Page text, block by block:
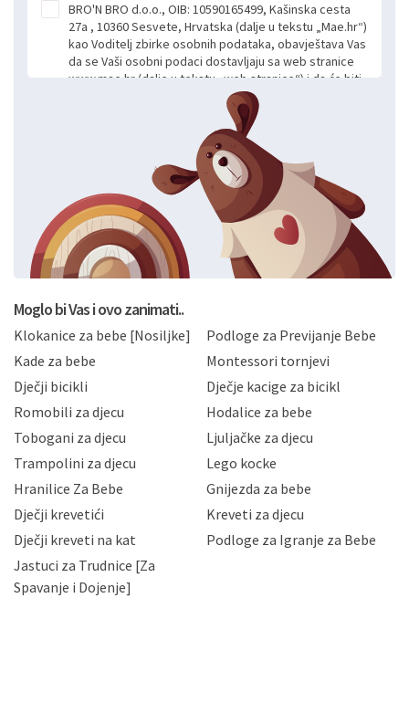
BRO'N BRO d.o.o., OIB: 10590165499, Kašinska cesta
27a , 10360 Sesvete, Hrvatska (dalje u tekstu „Mae.hr“)
kao Voditelj zbirke osobnih podataka, obavještava Vas
da se Vaši osobni podaci dostavljaju sa web stranice
www.mae.hr (dalje u tekstu „web stranice“) i da će biti
obrađeni. Prihvaćanjem ove Izjave smatra se da
slobodno i izričito dajete privolu za prikupljanje i daljnju
obradu Vaših osobnih podataka koje ustupate Mae.hr
putem ovih web stranica u svrhu odgovora i daljnje
komunikacije na Vaš upit poslan kroz kontakt obrazac.
Radi se o dobrovoljnom davanju podataka te ovu
Izjavu niste dužni prihvatiti odnosno niste dužni unositi
svoje osobne podatke u jednu od prijavnih
formi/obrazaca dostupnih na ovim web stranicama.
BRO'N BRO d.o.o. će s Vašim osobnim podacima
postupati sukladno Općoj uredbi o zaštiti podataka
privatnosti i kolačića koju možete pročitati ovdje i
Hrvatske, a uvijek uz primjenu odgovarajućih tehničkih i
sigurnosnih mjera zaštite osobnih podataka od
neovlaštenog pristupa, zlouporabe, otkrivanja,
gubitka ili uništenja. Mae.hr štiti privatnost svojih
korisnika i posjetitelja web stranica, čuva povjerljivost
Vaših osobnih podataka te omogućava pristup i
priopćavanje osobnih podataka samo onim svojim
zaposlenicima kojima su isti potrebni radi provedbe
slučajevima koji su dozvoljeni zakonima. Napominjemo
da možete u svako doba, u potpunosti ili djelomice,
zatražiti prestanak aktivnosti obrade Vaših osobnih
podataka. Opoziv privole možete podnijeti poštom na
gore navedenu adresu ili e-mailom na adresu:
Moglo bi Vas i ovo zanimati..
Klokanice za bebe [Nosiljke]
Podloge za Previjanje Bebe
Kade za bebe
Montessori tornjevi
Dječji bicikli
Dječje kacige za bicikl
Romobili za djecu
Hodalice za bebe
Tobogani za djecu
Ljuljačke za djecu
Trampolini za djecu
Lego kocke
Hranilice Za Bebe
Gnijezda za bebe
Dječji krevetići
Kreveti za djecu
Dječji kreveti na kat
Podloge za Igranje za Bebe
Jastuci za Trudnice [Za
Spavanje i Dojenje]